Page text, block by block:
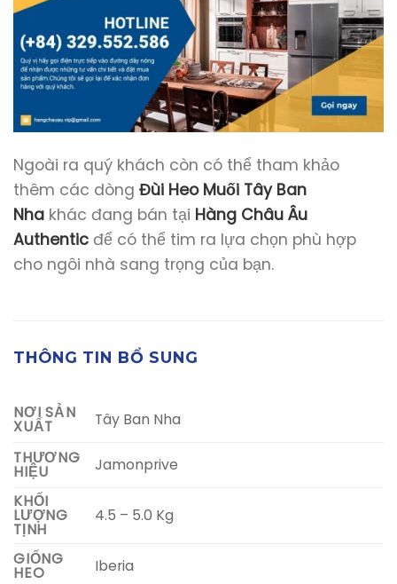
Ngoài ra quý khách còn có thể tham khảo
thêm các dòng Đùi Heo Muối Tây Ban
Nha khác đang bán tại Hàng Châu Âu
Authentic để có thể tim ra lựa chọn phù hợp
cho ngôi nhà sang trọng của bạn.
THÔNG TIN BỔ SUNG
NƠI SẢN
XUẤT
Tây Ban Nha
THƯƠNG
HIỆU
Jamonprive
KHỐI
LƯỢNG
TỊNH
4.5 – 5.0 Kg
GIỐNG
HEO Iberia